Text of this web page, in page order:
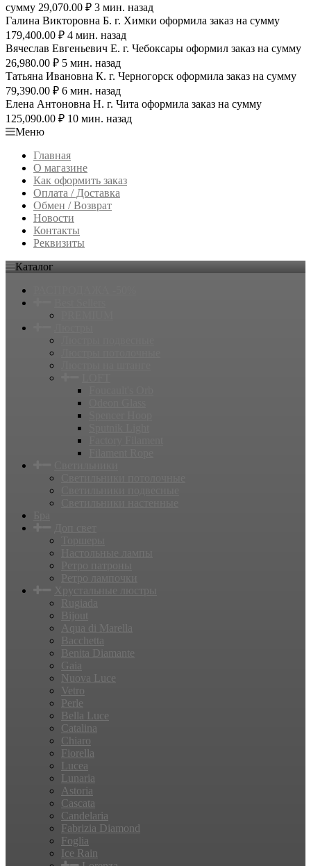
сумму 29,070.00 ₽ 3 мин. назад
Галина Викторовна Б. г. Химки оформила заказ на сумму
179,400.00 ₽ 4 мин. назад
Вячеслав Евгеньевич Е. г. Чебоксары оформил заказ на сумму
26,980.00 ₽ 5 мин. назад
Татьяна Ивановна К. г. Черногорск оформила заказ на сумму
79,390.00 ₽ 6 мин. назад
Елена Антоновна Н. г. Чита оформила заказ на сумму
125,090.00 ₽ 10 мин. назад
Меню
Главная
О магазине
Как оформить заказ
Оплата / Доставка
Обмен / Возврат
Новости
Контакты
Реквизиты
Каталог
Хрустальные люстры
Bijout
Aqua di Marella
Bacchetta
Benita Diamante
Gaia
Nuova Luce
Vetro
Perle
Bella Luce
Сatalina
Chiaro
Fiorella
Lucea
Lunaria
Astoria
Cascata
Candelaria
Fabrizia Diamond
Foglia
Ice Rain